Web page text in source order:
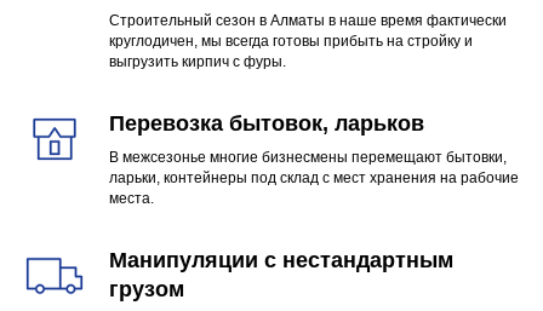
Строительный сезон в Алматы в наше время фактически
круглодичен, мы всегда готовы прибыть на стройку и
выгрузить кирпич с фуры.
Перевозка бытовок, ларьков
В межсезонье многие бизнесмены перемещают бытовки,
ларьки, контейнеры под склад с мест хранения на рабочие
места.
Манипуляции с нестандартным
грузом